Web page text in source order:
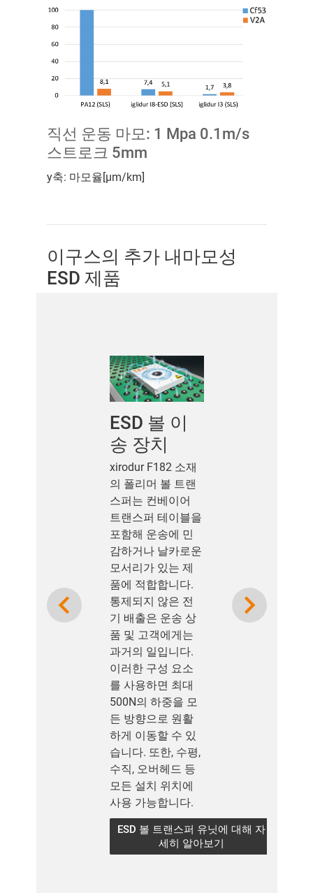
직선 운동 마모: 1 Mpa 0.1m/s
스트로크 5mm
y축: 마모율[µm/km]
이구스의 추가 내마모성
ESD 제품
ESD 볼 이
송 장치
xirodur F182 소재
의 폴리머 볼 트랜
스퍼는 컨베이어
트랜스퍼 테이블을
포함해 운송에 민
감하거나 날카로운
모서리가 있는 제
품에 적합합니다.
통제되지 않은 전
기 배출은 운송 상
품 및 고객에게는
과거의 일입니다.
이러한 구성 요소
를 사용하면 최대
500N의 하중을 모
든 방향으로 원활
하게 이동할 수 있
습니다. 또한, 수평,
수직, 오버헤드 등
모든 설치 위치에
사용 가능합니다.
ESD 볼 트랜스퍼 유닛에 대해 자
세히 알아보기
Previous